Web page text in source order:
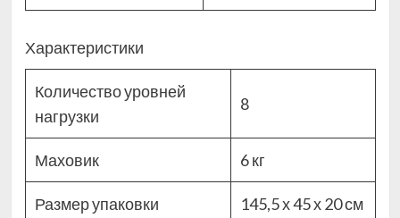
Характеристики
Количество уровней
нагрузки
8
Маховик 6 кг
Размер упаковки 145,5 х 45 х 20 см